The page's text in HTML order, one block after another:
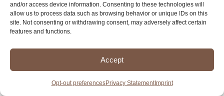
and/or access device information. Consenting to these technologies will
allow us to process data such as browsing behavior or unique IDs on this
site. Not consenting or withdrawing consent, may adversely affect certain
features and functions.
Accept
Opt-out preferencesPrivacy StatementImprint